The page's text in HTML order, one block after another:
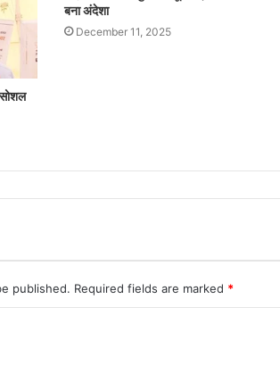
बना अंदेशा
December 11, 2025
published. Required fields are marked *